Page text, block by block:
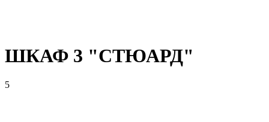
ШКАФ 3 "СТЮАРД"
5